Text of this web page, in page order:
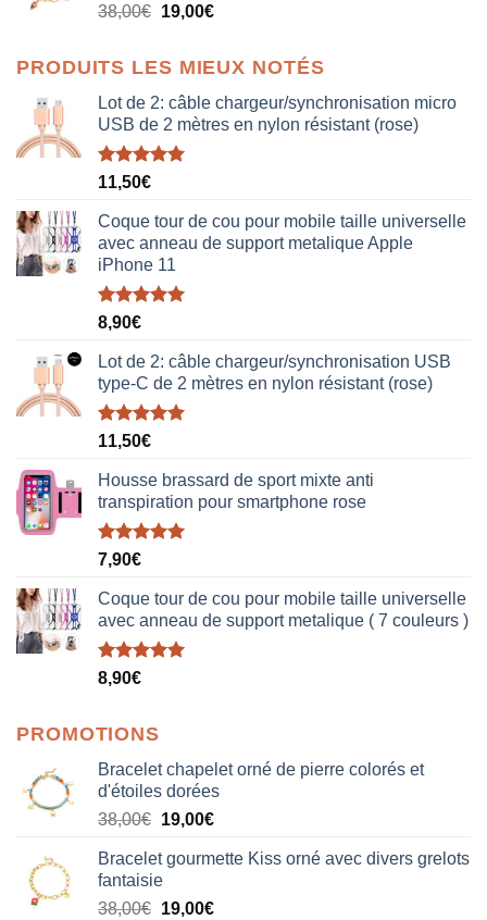
38,00€.19,00€.
38,00€ Le
était :
38,00€.
19,00€Le
est :
19,00€.
PRODUITS LES MIEUX NOTÉS
Lot de 2: câble chargeur/synchronisation micro
USB de 2 mètres en nylon résistant (rose)
Note5.00
11,50€
Coque tour de cou pour mobile taille universelle
avec anneau de support metalique Apple
iPhone 11
Note5.00
8,90€
Lot de 2: câble chargeur/synchronisation USB
type-C de 2 mètres en nylon résistant (rose)
Note5.00
11,50€
Housse brassard de sport mixte anti
transpiration pour smartphone rose
Note5.00
7,90€
Coque tour de cou pour mobile taille universelle
avec anneau de support metalique ( 7 couleurs )
Note5.00
8,90€
PROMOTIONS
Bracelet chapelet orné de pierre colorés et
d'étoiles dorées
38,00€ Le
initial
était :
38,00€.
19,00€Le
actuel
19,00€.
Bracelet gourmette Kiss orné avec divers grelots
fantaisie
38,00€ Le
19,00€Le